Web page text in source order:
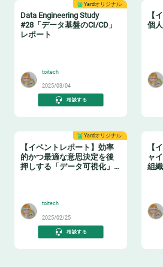
Yardオリジナル
Data Engineering Study
#28「データ基盤のCI/CD」
レポート
toitech
2025/03/04
相談する
【
個
Yardオリジナル
【イベントレポート】効率
的かつ最適な意思決定を後
押しする「データ可視化」
toitech
2025/02/25
相談する
【
ャ
組